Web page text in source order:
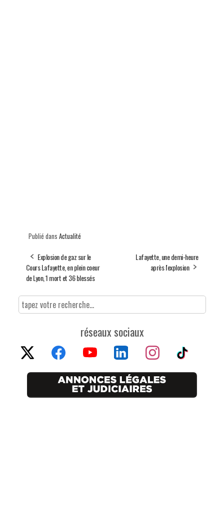
Publié dans Actualité
Explosion de gaz sur le
Cours Lafayette, en plein coeur
de Lyon, 1 mort et 36 blessés
Lafayette, une demi-heure
après l'explosion
réseaux sociaux